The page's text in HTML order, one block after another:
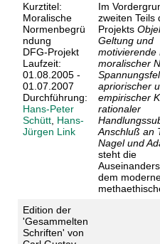
Kurztitel:
Moralische
Normenbegrü
ndung
DFG-Projekt
Laufzeit:
01.08.2005 -
01.07.2007
Durchführung:
Hans-Peter
Schütt, Hans-
Jürgen Link
Im
zweiten Teils
Projekts
Geltung und
motivierende
moralischer
apriorischer
empirischer
rationaler
Anschluß an
Nagel und
steht die
dem
Edition der
'Gesammelten
Schriften' von